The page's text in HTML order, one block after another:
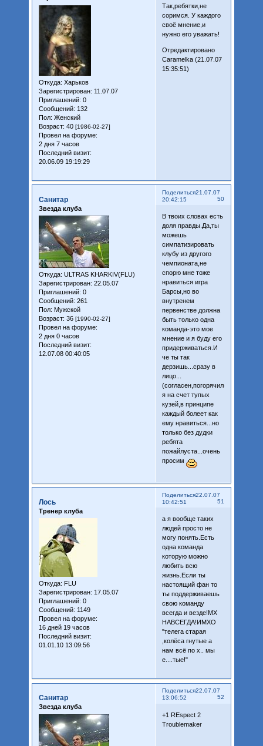
Откуда: Харьков
Зарегистрирован: 11.07.07
Приглашений: 0
Сообщений: 132
Пол: Женский
Возраст: 40 [1986-02-27]
Провел на форуме:
2 дня 7 часов
Последний визит:
20.06.09 19:19:29
Так,ребятки,не
соримся. У каждого
своё мнение,и
нужно его уважать!
Отредактировано
Caramelka (21.07.07
15:35:51)
Поделиться
50
21.07.07
20:42:15
Санитар
Звезда клуба
Откуда: ULTRAS KHARKIV(FLU)
Зарегистрирован: 22.05.07
Приглашений: 0
Сообщений: 261
Пол: Мужской
Возраст: 36 [1990-02-27]
Провел на форуме:
2 дня 0 часов
Последний визит:
12.07.08 00:40:05
В твоих словах есть
доля правды.Да,ты
можешь
симпатизировать
клубу из другого
чемпионата,не
спорю мне тоже
нравиться игра
Барсы,но во
внутренем
первенстве должна
быть только одна
команда-это мое
мнение и я буду его
придерживаться.И
че ты так
дерзишь...сразу в
лицо...
(согласен,погорячился
я на счет тупых
кузей,в принципе
каждый болеет как
ему нравиться...но
только без дудки
ребята
пожайлуста...очень
просим
Поделиться
51
22.07.07
10:42:51
Лось
Тренер клуба
Откуда: FLU
Зарегистрирован: 17.05.07
Приглашений: 0
Сообщений: 1149
Провел на форуме:
16 дней 19 часов
Последний визит:
01.01.10 13:09:56
а я вообще таких
людей просто не
могу понять.Есть
одна команда
которую можно
любить всю
жизнь.Если ты
настоящий фан то
ты поддерживаешь
свою команду
всегда и везде!МХ
НАВСЕГДА!ИМХО
"телега старая
,колёса гнутые а
нам всё по х.. мы
е....тые!"
Поделиться
52
22.07.07
13:06:52
Санитар
Звезда клуба
+1 REspect 2
Troublemaker